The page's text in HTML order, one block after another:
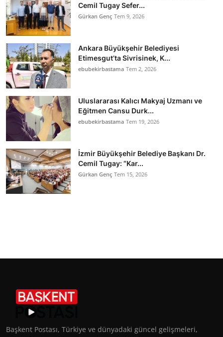
Cemil Tugay Sefer...
Gürkan Genç Tem 9, 2026
Ankara Büyükşehir Belediyesi
Etimesgut’ta Sivrisinek, K...
ebubekirbastama Tem 2, 2026
Uluslararası Kalıcı Makyaj Uzmanı ve
Eğitmen Cansu Durk...
ebubekirbastama Tem 19, 2026
İzmir Büyükşehir Belediye Başkanı Dr.
Cemil Tugay: “Kar...
Gürkan Genç Tem 15, 2026
Başkent Postası, Türkiye ve dünyadaki güncel gelişmeleri,